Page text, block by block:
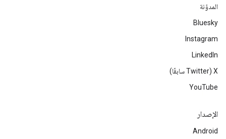
المدوّنة
Bluesky
Instagram
LinkedIn
‫X ‏(Twitter سابقًا)
YouTube
الإصدار
Android